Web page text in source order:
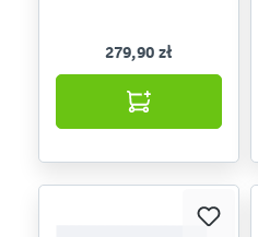
279,90 zł